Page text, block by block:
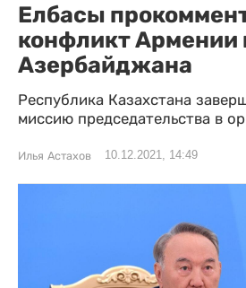
Елбасы
конфликт Армении
Азербайджана
Республика Казахстана
миссию председательства в
Илья Астахов 10.12.2021, 14:49